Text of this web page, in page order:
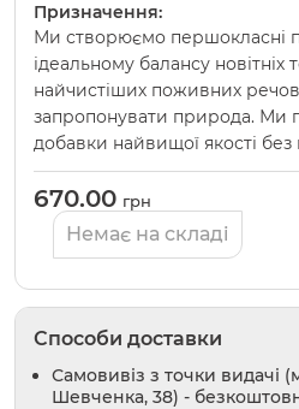
Призначення:
Ми створюємо першокласні
ідеальному балансу новітніх
найчистіших поживних
запропонувати природа. Ми
добавки найвищої якості без
670.00 грн
Немає на складі
Способи доставки
Самовивіз з точки видачі
Шевченка, 38) -